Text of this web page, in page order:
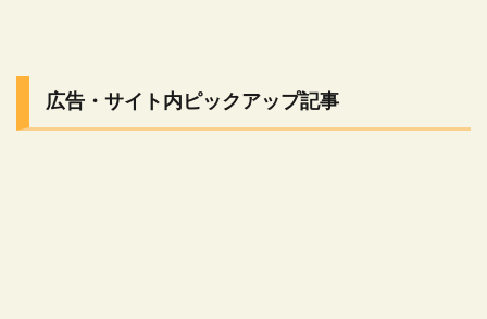
広告・サイト内ピックアップ記事